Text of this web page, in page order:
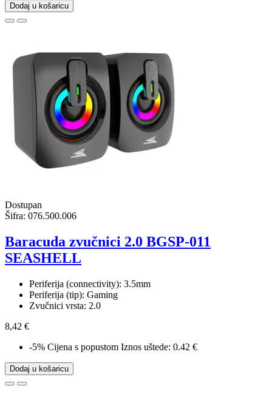
Dodaj u košaricu
Dostupan
Šifra: 076.500.006
Baracuda zvučnici 2.0 BGSP-011
SEASHELL
Periferija (connectivity): 3.5mm
Periferija (tip): Gaming
Zvučnici vrsta: 2.0
8,42 €
-5% Cijena s popustom Iznos uštede: 0.42 €
Dodaj u košaricu